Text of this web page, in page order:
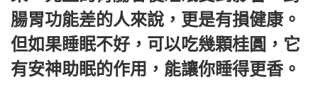
腸胃功能差的人來說，更是有損健康。
但如果睡眠不好，可以吃幾顆桂圓，它
有安神助眠的作用，能讓你睡得更香。